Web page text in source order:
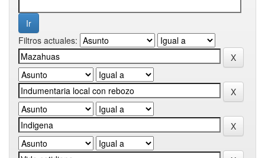
Filtros actuales: